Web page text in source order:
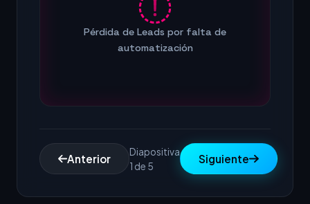
Pérdida de Leads por falta de
automatización
Anterior
Diapositiva
1 de 5
Siguiente